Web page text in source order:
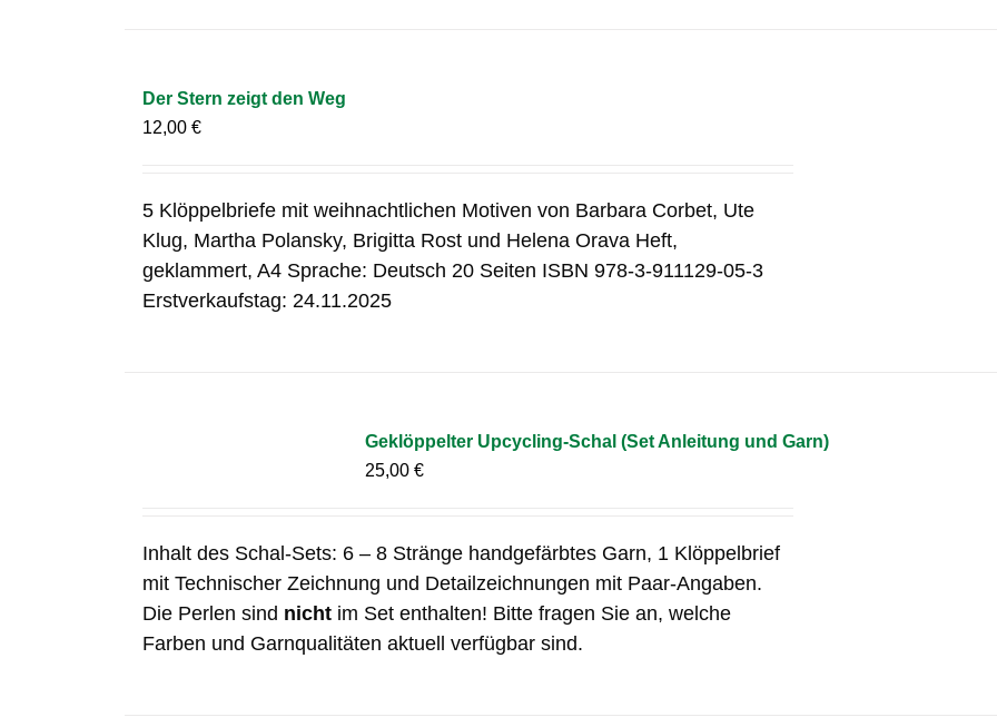
Der Stern zeigt den Weg
12,00€
5 Klöppelbriefe mit weihnachtlichen Motiven von Barbara Corbet, Ute
Klug, Martha Polansky, Brigitta Rost und Helena Orava Heft,
geklammert, A4 Sprache: Deutsch 20 Seiten ISBN 978-3-911129-05-3
Erstverkaufstag: 24.11.2025
Geklöppelter Upcycling-Schal (Set Anleitung und Garn)
25,00€
Inhalt des Schal-Sets: 6 – 8 Stränge handgefärbtes Garn, 1 Klöppelbrief
mit Technischer Zeichnung und Detailzeichnungen mit Paar-Angaben.
Die Perlen sind nicht im Set enthalten! Bitte fragen Sie an, welche
Farben und Garnqualitäten aktuell verfügbar sind.